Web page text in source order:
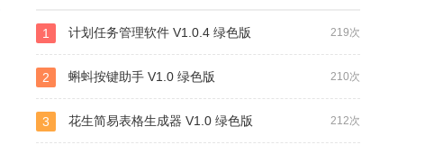
219次
1 计划任务管理软件 V1.0.4 绿色版
210次
2 蝌蚪按键助手 V1.0 绿色版
212次
3 花生简易表格生成器 V1.0 绿色版